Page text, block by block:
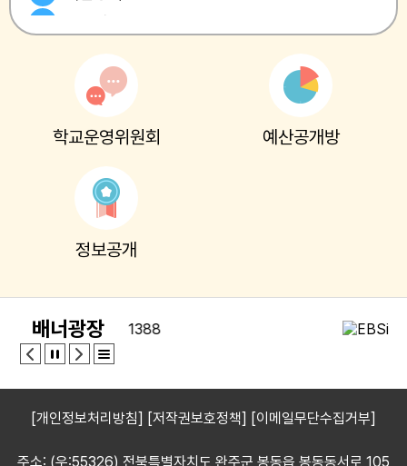
6
여름방학
여름방학
여름방학
토요휴업일
여름방학
여름방학
여름방학
여름방학
여름방학
15
여름방학
15
광복절
17
대체공휴일
17
여름방학
학교운영위원회 예산공개방
정보공개
배너광장
[개인정보처리방침] [저작권보호정책] [이메일무단수집거부]
주소: (우:55326) 전북특별자치도 완주군 봉동읍 봉동동서로 105